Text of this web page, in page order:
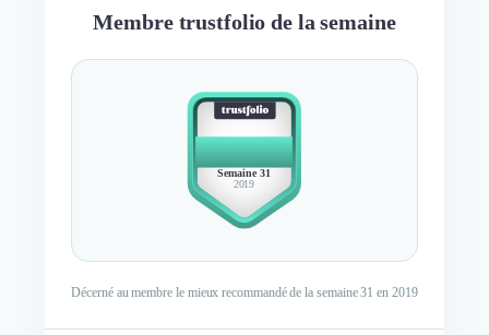
Membre trustfolio de la semaine
BEST
MEMBER
Semaine 31
2019
Décerné au membre le mieux recommandé de la semaine 31 en 2019